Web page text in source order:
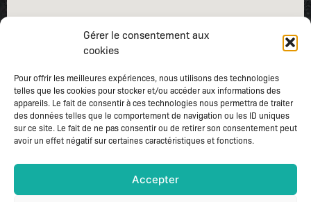
Gérer le consentement aux
cookies
Pour offrir les meilleures expériences, nous utilisons des technologies
telles que les cookies pour stocker et/ou accéder aux informations des
appareils. Le fait de consentir à ces technologies nous permettra de traiter
des données telles que le comportement de navigation ou les ID uniques
sur ce site. Le fait de ne pas consentir ou de retirer son consentement peut
avoir un effet négatif sur certaines caractéristiques et fonctions.
Accepter
Mentions légales–Gestion des cookies